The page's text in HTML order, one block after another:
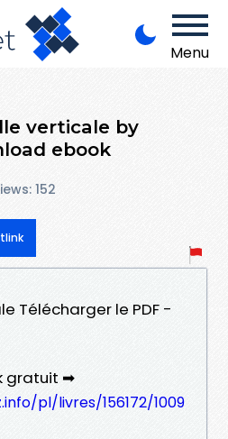
Menu
verticale by
ebook
152
Télécharger le PDF -
gratuit ➡
pl/livres/156172/1009